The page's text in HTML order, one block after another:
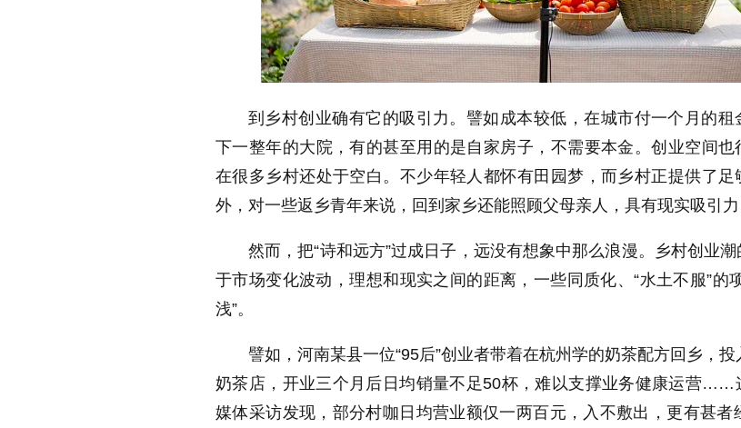
到乡村创业确有它的吸引力。譬如成本较低，在城市付一个月的租
下一整年的大院，有的甚至用的是自家房子，不需要本金。创业空间也
在很多乡村还处于空白。不少年轻人都怀有田园梦，而乡村正提供了足
外，对一些返乡青年来说，回到家乡还能照顾父母亲人，具有现实吸引
然而，把“诗和远方”过成日子，远没有想象中那么浪漫。乡村创业
于市场变化波动，理想和现实之间的距离，一些同质化、“水土不服”的
浅”。
譬如，河南某县一位“95后”创业者带着在杭州学的奶茶配方回乡，投
奶茶店，开业三个月后日均销量不足50杯，难以支撑业务健康运营……
媒体采访发现，部分村咖日均营业额仅一两百元，入不敷出，更有甚者